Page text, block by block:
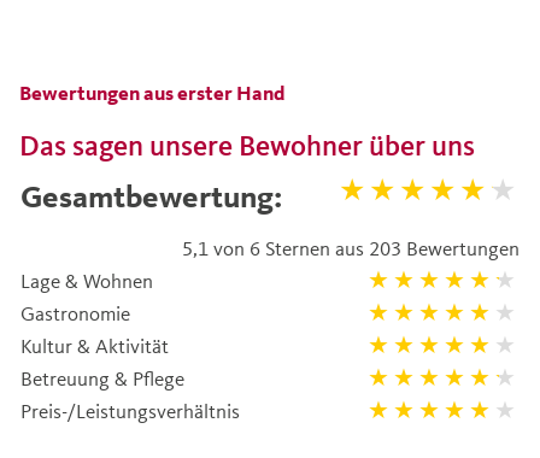
Bewertungen aus erster Hand
Das sagen unsere Bewohner über uns
Gesamtbewertung:
5,1 von 6 Sternen aus 203 Bewertungen
Lage & Wohnen
Gastronomie
Kultur & Aktivität
Betreuung & Pflege
Preis-/Leistungsverhältnis